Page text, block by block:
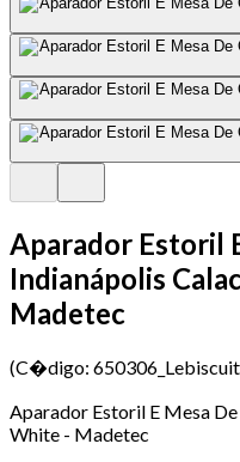
Aparador Estoril
Indianápolis
Madetec
(C�digo: 650306_Lebiscuit
Aparador Estoril E Mesa
White - Madetec